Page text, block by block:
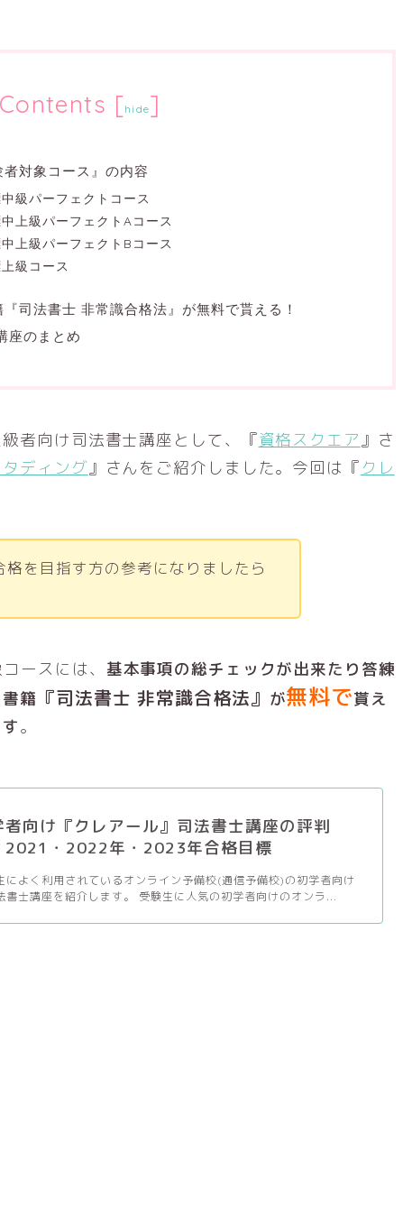
Contents [hide]
対象コース』の内容
級パーフェクトコース
上級パーフェクトAコース
上級パーフェクトBコース
級コース
司法書士 非常識合格法』が無料で貰える！
座のまとめ
者向け司法書士講座として、『資格スクエア』さ
タディング』さんをご紹介しました。今回は『 クレ
格を目指す方の参考になりましたら
ースには、 基本事項の総チェックが出来たり答練
書籍 『司法書士 非常識合格法』 が無料で貰え
。
者向け『クレアール』司法書士講座の評判
2021・2022年・2023年合格目標
によく利用されているオンライン予備校(通信予備校)の初学者向け
書士講座を紹介します。 受験生に人気の初学者向けのオンラ...